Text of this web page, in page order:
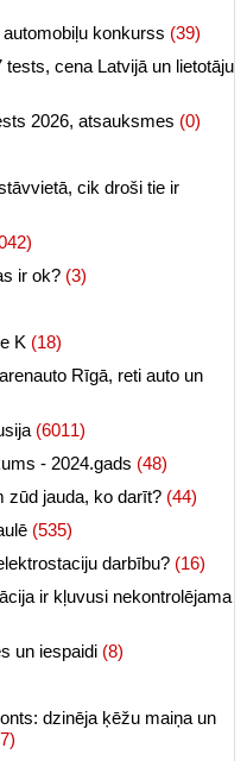
konkurss (39)
cena Latvijā un lietotāju
2026, atsauksmes (0)
cik droši tie ir
ir ok? (3)
K (18)
Rīgā, reti auto un
(6011)
- 2024.gads (48)
zūd jauda, ko darīt? (44)
(535)
darbību? (16)
ir kļuvusi nekontrolējama
un iespaidi (8)
dzinēja ķēžu maiņa un